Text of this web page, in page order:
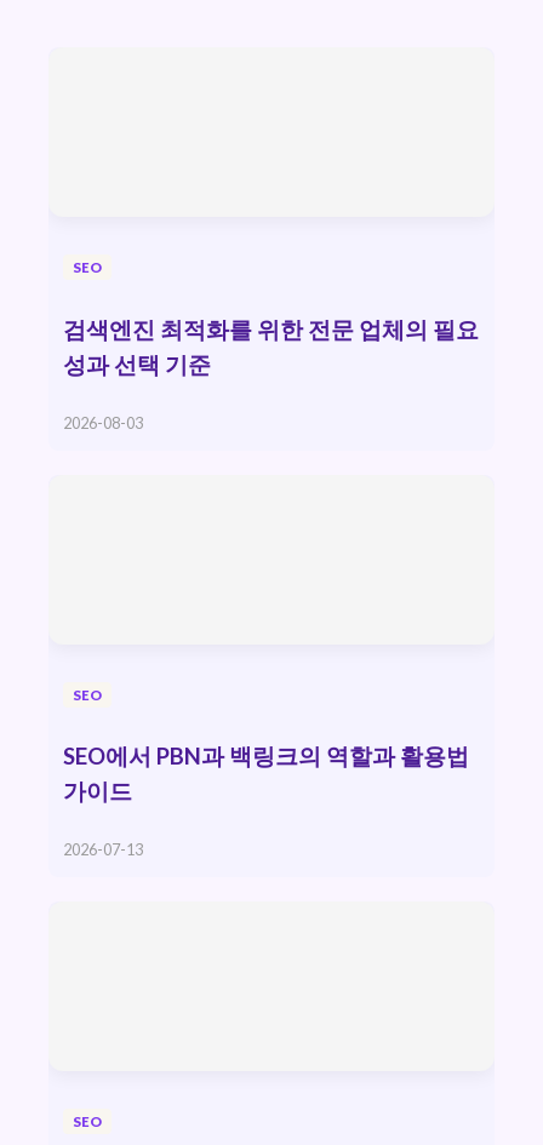
SEO
검색엔진 최적화를 위한 전문 업체의 필요
성과 선택 기준
2026-08-03
SEO
SEO에서 PBN과 백링크의 역할과 활용법
가이드
2026-07-13
SEO